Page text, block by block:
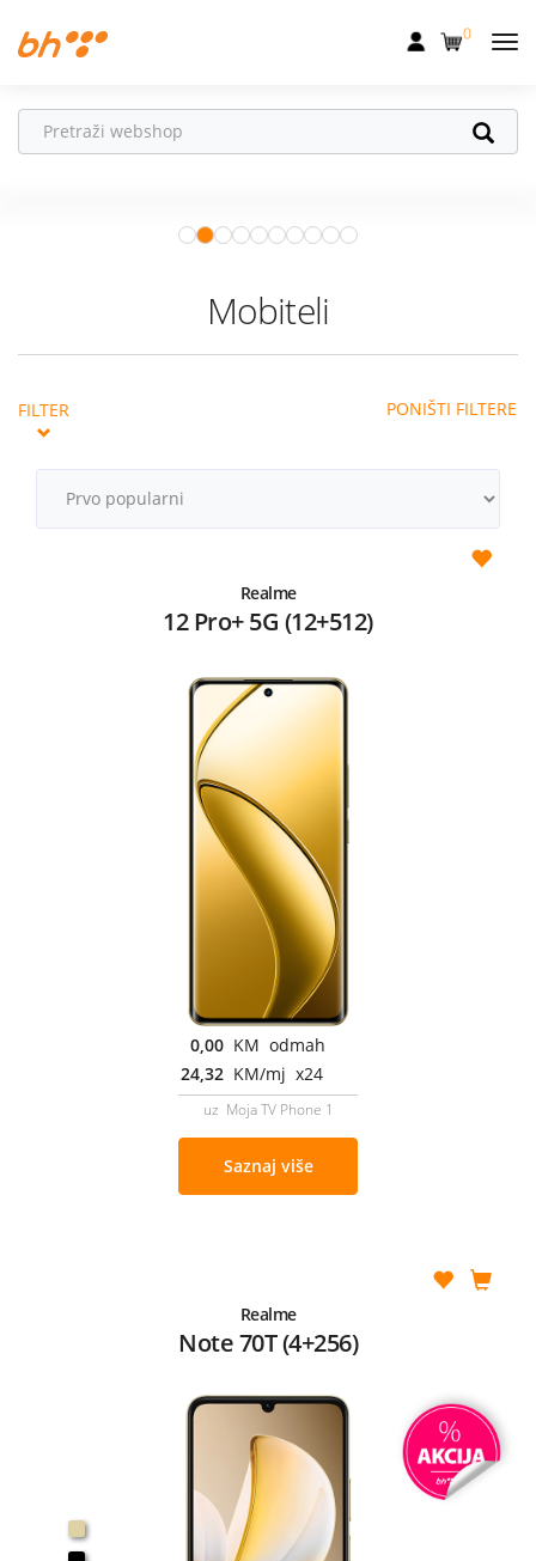
Fiksna
Akcije
Podrška
0
– vaš partner za
zdraviji i aktivniji život.
Mobiteli
FILTER PONIŠTI FILTERE
Realme
12 Pro+ 5G (12+512)
0,00 KM odmah
24,32 KM/mj x24
uz Moja TV Phone 1
Saznaj više
Realme
Note 70T (4+256)